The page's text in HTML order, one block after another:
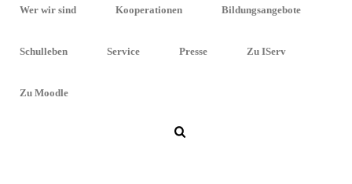
Wer wir sind Kooperationen Bildungsangebote
Schulleben Service Presse Zu IServ
Zu Moodle